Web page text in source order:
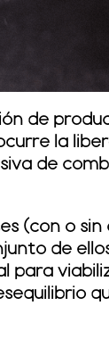
de
la
de
(con o sin
de
para